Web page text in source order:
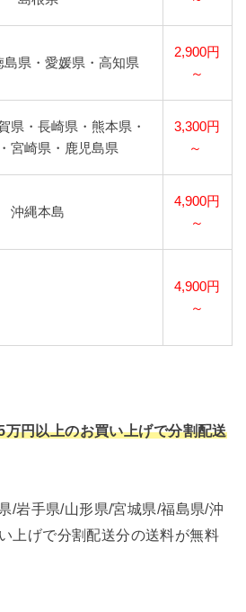
島県・愛媛県・高知県
2,900円
～
県・長崎県・熊本県・
宮崎県・鹿児島県
3,300円
～
沖縄本島
4,900円
～
4,900円
～
万円以上のお買い上げで分割配送
/岩手県/山形県/宮城県/福島県/沖
上げで分割配送分の送料が無料